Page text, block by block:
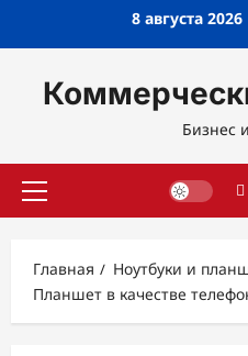
8 августа 2026
Бизнес
Основное
Главная
Ноутбуки и
Планшет в качестве